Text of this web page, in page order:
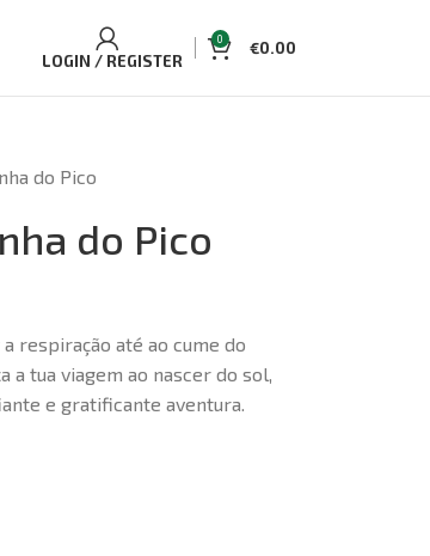
LOGIN / REGISTER
0 €0.00
do Pico
do Pico
respiração até ao cume do
a tua viagem ao nascer do sol,
e gratificante aventura.